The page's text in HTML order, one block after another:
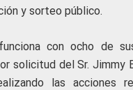
y sorteo público.
con ocho de
solicitud del Sr. Jimmy
las acciones